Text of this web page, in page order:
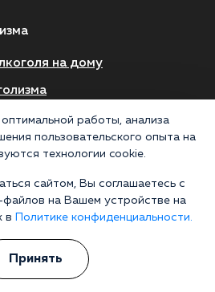
на дому
работы, анализа
пользовательского опыта на
технологии cookie.
сайтом, Вы соглашаетесь с
на Вашем устройстве на
в
Политике конфиденциальности.
Принять